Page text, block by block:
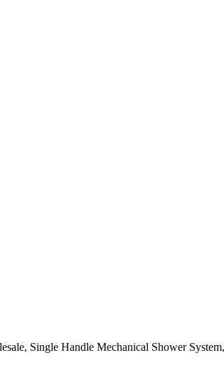
Single Handle Mechanical Shower